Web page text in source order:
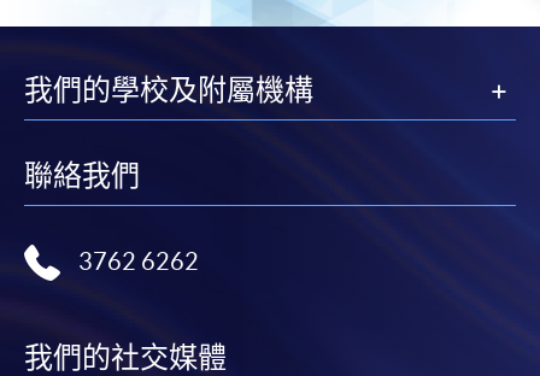
我們的學校及附屬機構
聯絡我們
3762 6262
我們的社交媒體